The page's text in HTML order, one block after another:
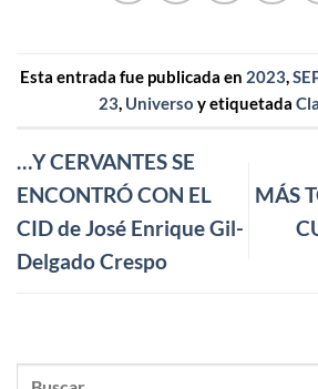
Esta entrada fue publicada en 2023,
23, Universo y etiquetada
…Y CERVANTES SE
ENCONTRÓ CON EL
CID de José Enrique Gil-
Delgado Crespo
MÁS